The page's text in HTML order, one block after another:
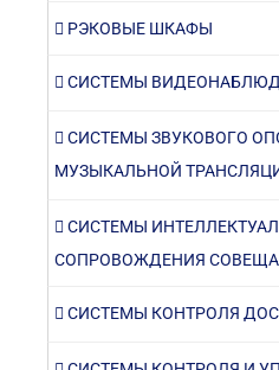
РЭКОВЫЕ ШКАФЫ
СИСТЕМЫ
СИСТЕМЫ ЗВУКОВОГО
МУЗЫКАЛЬНОЙ
СИСТЕМЫ
СОПРОВОЖДЕНИЯ
СИСТЕМЫ КОНТРОЛЯ